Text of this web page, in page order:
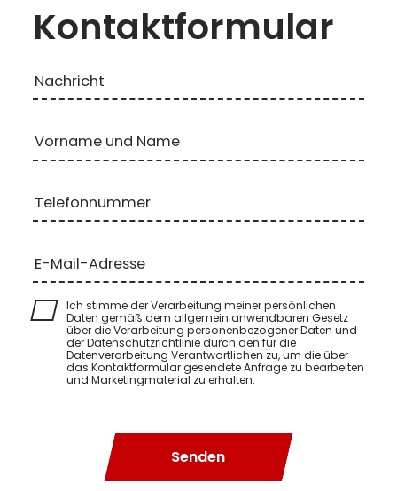
Kontaktformular
Nachricht
Vorname und Name
Telefonnummer
E-Mail-Adresse
Ich stimme der Verarbeitung meiner persönlichen
Daten gemäß dem allgemein anwendbaren Gesetz
über die Verarbeitung personenbezogener Daten und
der Datenschutzrichtlinie durch den für die
Datenverarbeitung Verantwortlichen zu, um die über
das Kontaktformular gesendete Anfrage zu bearbeiten
und Marketingmaterial zu erhalten.
Senden